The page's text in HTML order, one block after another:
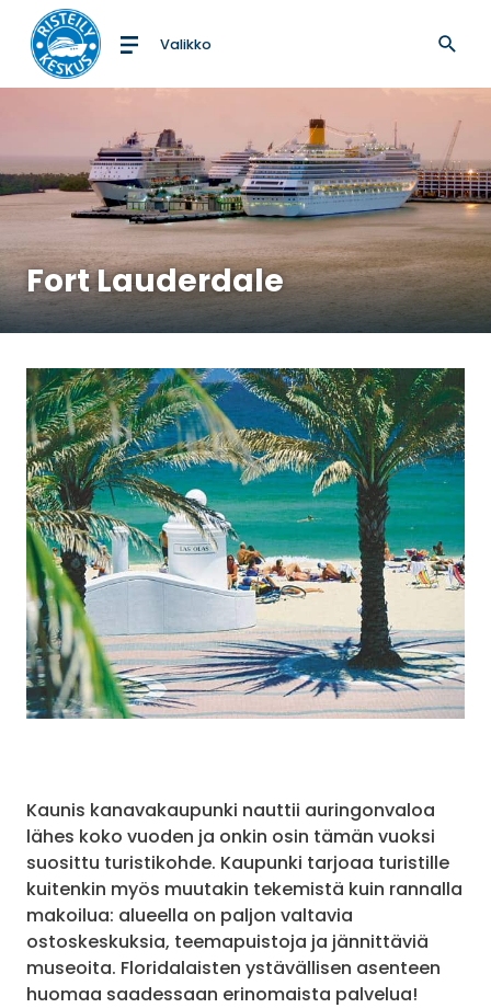
Etusivulle
Valikko
Fort Lauderdale
Kaunis kanavakaupunki nauttii auringonvaloa
lähes koko vuoden ja onkin osin tämän vuoksi
suosittu turistikohde. Kaupunki tarjoaa turistille
kuitenkin myös muutakin tekemistä kuin rannalla
makoilua: alueella on paljon valtavia
ostoskeskuksia, teemapuistoja ja jännittäviä
museoita. Floridalaisten ystävällisen asenteen
huomaa saadessaan erinomaista palvelua!